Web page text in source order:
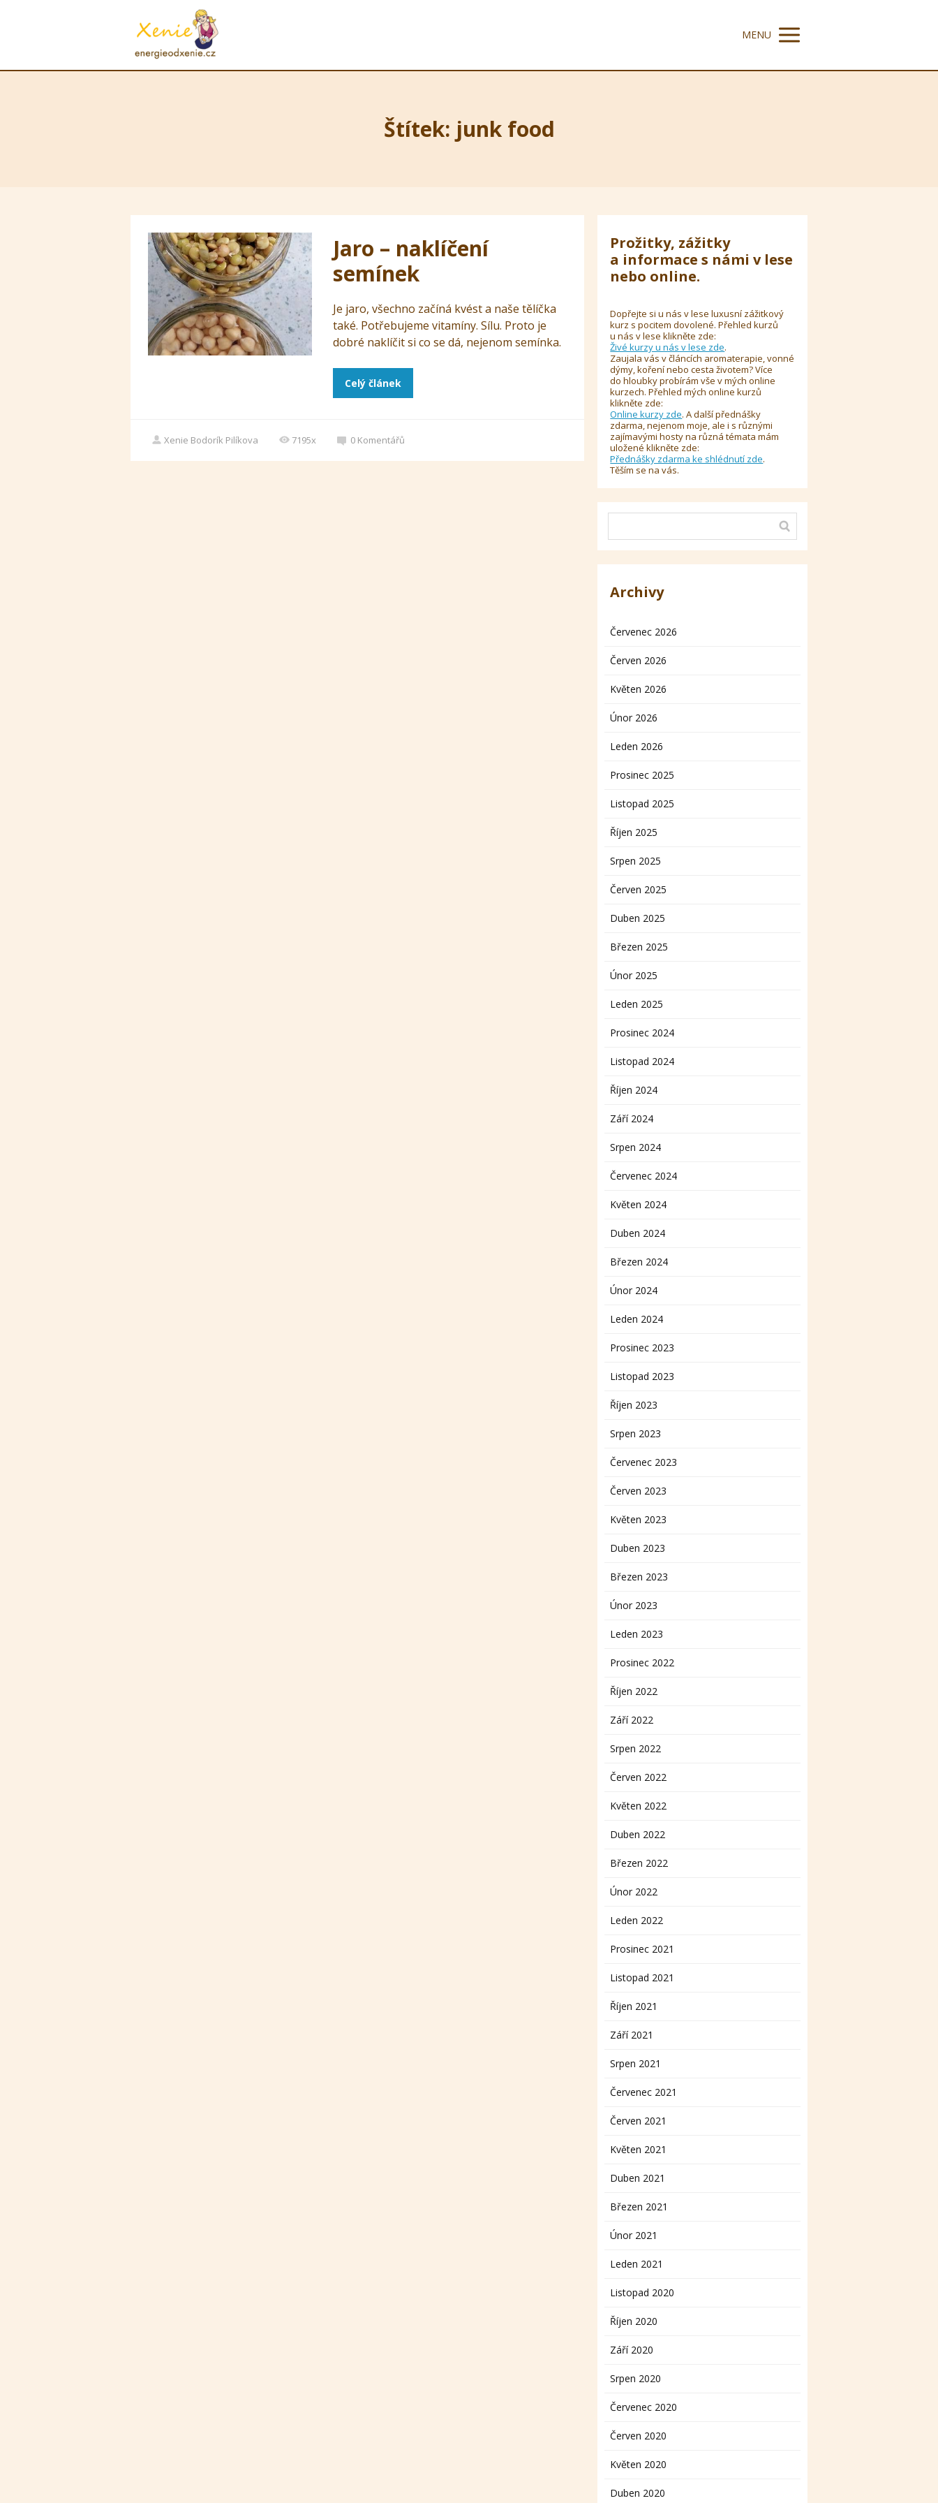
MENU
Štítek: junk food
Jaro – naklíčení
semínek
Je jaro, všechno začíná kvést a naše tělíčka
také. Potřebujeme vitamíny. Sílu. Proto je
dobré naklíčit si co se dá, nejenom semínka.
Celý článek
Xenie Bodorík Pilíkova 7195x 0 Komentářů
Prožitky, zážitky
a informace s námi v lese
nebo online.
Dopřejte si u nás v lese luxusní zážitkový
kurz s pocitem dovolené. Přehled kurzů
u nás v lese klikněte zde:
Živé kurzy u nás v lese zde.
Zaujala vás v článcích aromaterapie, vonné
dýmy, koření nebo cesta životem? Více
do hloubky probírám vše v mých online
kurzech. Přehled mých online kurzů
klikněte zde:
Online kurzy zde. A další přednášky
zdarma, nejenom moje, ale i s různými
zajímavými hosty na různá témata mám
uložené klikněte zde:
Přednášky zdarma ke shlédnutí zde.
Těším se na vás.
Archivy
Červenec 2026
Červen 2026
Květen 2026
Únor 2026
Leden 2026
Prosinec 2025
Listopad 2025
Říjen 2025
Srpen 2025
Červen 2025
Duben 2025
Březen 2025
Únor 2025
Leden 2025
Prosinec 2024
Listopad 2024
Říjen 2024
Září 2024
Srpen 2024
Červenec 2024
Květen 2024
Duben 2024
Březen 2024
Únor 2024
Leden 2024
Prosinec 2023
Listopad 2023
Říjen 2023
Srpen 2023
Červenec 2023
Červen 2023
Květen 2023
Duben 2023
Březen 2023
Únor 2023
Leden 2023
Prosinec 2022
Říjen 2022
Září 2022
Srpen 2022
Červen 2022
Květen 2022
Duben 2022
Březen 2022
Únor 2022
Leden 2022
Prosinec 2021
Listopad 2021
Říjen 2021
Září 2021
Srpen 2021
Červenec 2021
Červen 2021
Květen 2021
Duben 2021
Březen 2021
Únor 2021
Leden 2021
Listopad 2020
Říjen 2020
Září 2020
Srpen 2020
Červenec 2020
Červen 2020
Květen 2020
Duben 2020